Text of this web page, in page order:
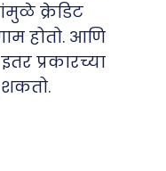
क्रेडिट
होतो. आणि
प्रकारच्या
शकतो.